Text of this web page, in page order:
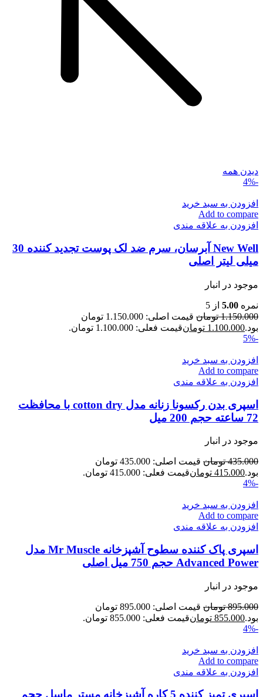
دیدن همه
-4%
افزودن به سبد خرید
Add to compare
افزودن به علاقه مندی
New Well آبرسان، سرم ضد لک پوست تجدید کننده 30
میلی لیتر اصلی
موجود در انبار
نمره 5.00 از 5
1.150.000 تومان
قیمت اصلی: 1.150.000 تومان
بود.1.100.000 تومانقیمت فعلی: 1.100.000 تومان.
-5%
افزودن به سبد خرید
Add to compare
افزودن به علاقه مندی
اسپری بدن رکسونا زنانه مدل cotton dry با محافظت
72 ساعته حجم 200 میل
موجود در انبار
435.000 تومان
قیمت اصلی: 435.000 تومان
بود.415.000 تومانقیمت فعلی: 415.000 تومان.
-4%
افزودن به سبد خرید
Add to compare
افزودن به علاقه مندی
اسپری پاک کننده سطوح آشپزخانه Mr Muscle مدل
Advanced Power حجم 750 میل اصلی
موجود در انبار
895.000 تومان
قیمت اصلی: 895.000 تومان
بود.855.000 تومانقیمت فعلی: 855.000 تومان.
-4%
افزودن به سبد خرید
Add to compare
افزودن به علاقه مندی